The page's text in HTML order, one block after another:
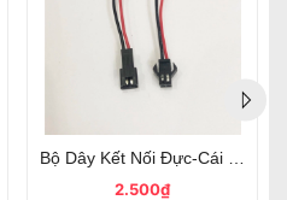
Màu Đỏ
Kính Lỗ 7mm, Chân Cắm
Bộ Dây Kết Nối Đực-Cái 2P
2.500₫